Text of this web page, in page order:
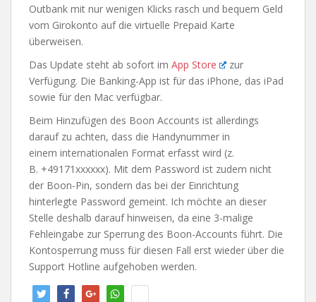
Outbank mit nur wenigen Klicks rasch und bequem Geld
vom Girokonto auf die virtuelle Prepaid Karte
überweisen.
Das Update steht ab sofort im App Store
zur
Verfügung. Die Banking-App ist für das iPhone, das iPad
sowie für den Mac verfügbar.
Beim Hinzufügen des Boon Accounts ist allerdings
darauf zu achten, dass die Handynummer in
einem internationalen Format erfasst wird (z.
B. +49171xxxxxx). Mit dem Password ist zudem nicht
der Boon-Pin, sondern das bei der Einrichtung
hinterlegte Password gemeint. Ich möchte an dieser
Stelle deshalb darauf hinweisen, da eine 3-malige
Fehleingabe zur Sperrung des Boon-Accounts führt. Die
Kontosperrung muss für diesen Fall erst wieder über die
Support Hotline aufgehoben werden.